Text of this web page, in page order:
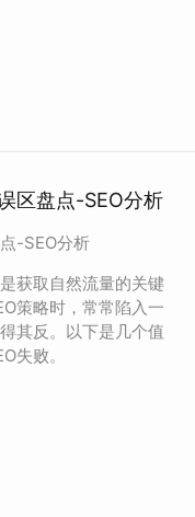
区盘点-SEO分析
-SEO分析
获取自然流量的关键
策略时，常常陷入一
其反。以下是几个值
失败。